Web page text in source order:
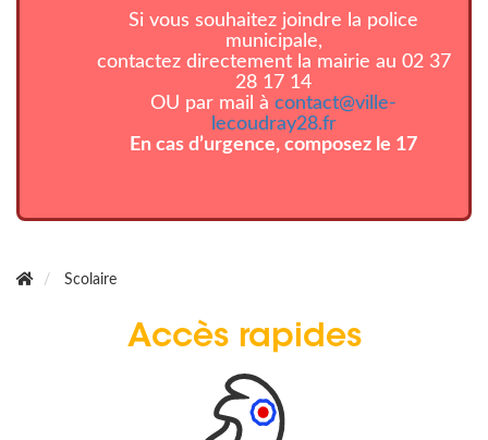
Si vous souhaitez joindre la police
municipale,
contactez directement la mairie au 02 37
28 17 14
OU par mail àcontact@ville-
lecoudray28.fr
En cas d’urgence, composez le 17
Scolaire
Accès rapides